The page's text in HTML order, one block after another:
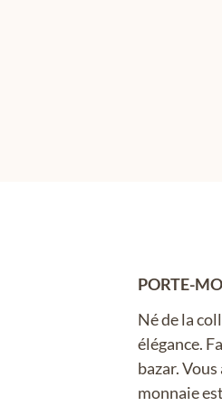
PORTE-
Né de la
élégance.
bazar.
monnaie